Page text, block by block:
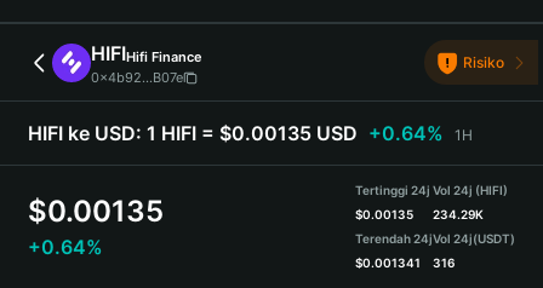
Deutsch
简体中文
繁體中文
Português (Portugal)
Bahasa Indonesia
ภาษาไทย
Español
HIFIHifi Finance
0x4b92...B07e
Risiko
HIFI ke USD: 1 HIFI = $0.00135 USD +0.64% 1H
$0.00135
+0.64%
Tertinggi 24j
$0.00135
Terendah 24j
$0.001341
Vol 24j (HIFI)
234.29K
Vol 24j(USDT)
316